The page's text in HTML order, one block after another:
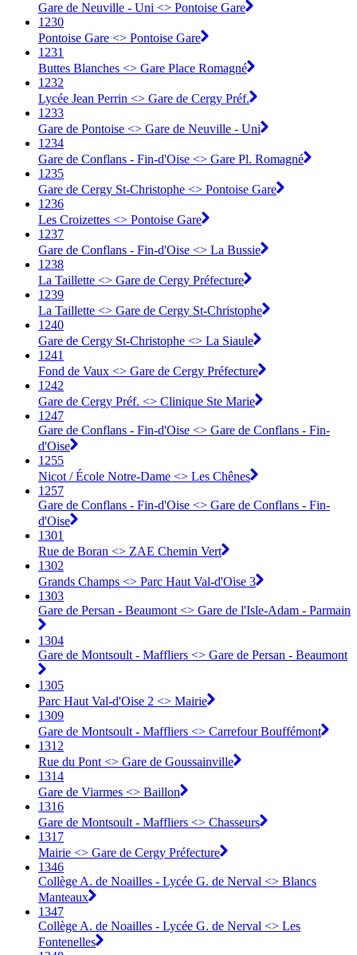
Gare de Neuville - Uni <> Pontoise Gare
1230
Pontoise Gare <> Pontoise Gare
1231
Buttes Blanches <> Gare Place Romagné
1232
Lycée Jean Perrin <> Gare de Cergy Préf.
1233
Gare de Pontoise <> Gare de Neuville - Uni
1234
Gare de Conflans - Fin-d'Oise <> Gare Pl. Romagné
1235
Gare de Cergy St-Christophe <> Pontoise Gare
1236
Les Croizettes <> Pontoise Gare
1237
Gare de Conflans - Fin-d'Oise <> La Bussie
1238
La Taillette <> Gare de Cergy Préfecture
1239
La Taillette <> Gare de Cergy St-Christophe
1240
Gare de Cergy St-Christophe <> La Siaule
1241
Fond de Vaux <> Gare de Cergy Préfecture
1242
Gare de Cergy Préf. <> Clinique Ste Marie
1247
Gare de Conflans - Fin-d'Oise <> Gare de Conflans - Fin-
d'Oise
1255
Nicot / École Notre-Dame <> Les Chênes
1257
Gare de Conflans - Fin-d'Oise <> Gare de Conflans - Fin-
d'Oise
1301
Rue de Boran <> ZAE Chemin Vert
1302
Grands Champs <> Parc Haut Val-d'Oise 3
1303
Gare de Persan - Beaumont <> Gare de l'Isle-Adam - Parmain
1304
Gare de Montsoult - Maffliers <> Gare de Persan - Beaumont
1305
Parc Haut Val-d'Oise 2 <> Mairie
1309
Gare de Montsoult - Maffliers <> Carrefour Bouffémont
1312
Rue du Pont <> Gare de Goussainville
1314
Gare de Viarmes <> Baillon
1316
Gare de Montsoult - Maffliers <> Chasseurs
1317
Mairie <> Gare de Cergy Préfecture
1346
Collège A. de Noailles - Lycée G. de Nerval <> Blancs
Manteaux
1347
Collège A. de Noailles - Lycée G. de Nerval <> Les
Fontenelles